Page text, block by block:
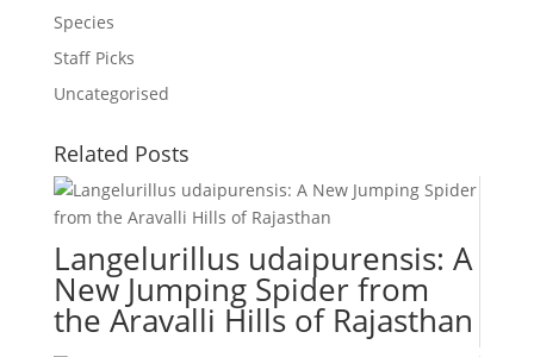
Species
Staff Picks
Uncategorised
Related Posts
Langelurillus udaipurensis: A
New Jumping Spider from
the Aravalli Hills of Rajasthan